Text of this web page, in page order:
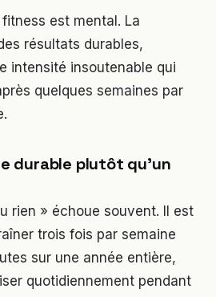
est mental. La
résultats durables,
intensité insoutenable qui
quelques semaines par
durable plutôt qu’un
rien » échoue souvent. Il est
trois fois par semaine
sur une année entière,
quotidiennement pendant